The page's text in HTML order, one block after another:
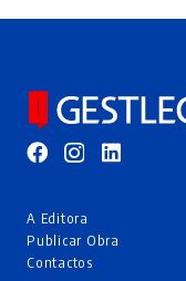
A Editora
Publicar Obra
Contactos